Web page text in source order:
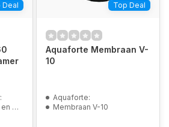
Deal
Top Deal
Aquaforte Membraan V-
10
Aquaforte:
Membraan V-10